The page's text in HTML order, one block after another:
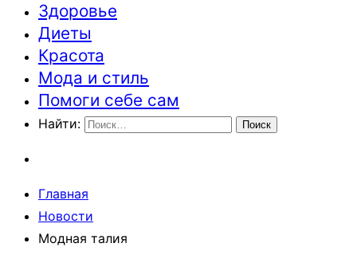
Траектория здоровья и красоты
Здоровье
Диеты
Красота
Мода и стиль
Помоги себе сам
Найти:
Главная
Новости
Модная талия